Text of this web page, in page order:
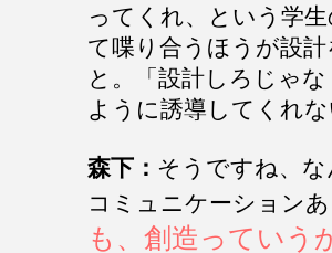
ってくれ、という学
て喋り合うほうが設
と。「設計しろじゃ
ように誘導してくれ
森下： そうですね、
コミュニケーション
も、創造っていう